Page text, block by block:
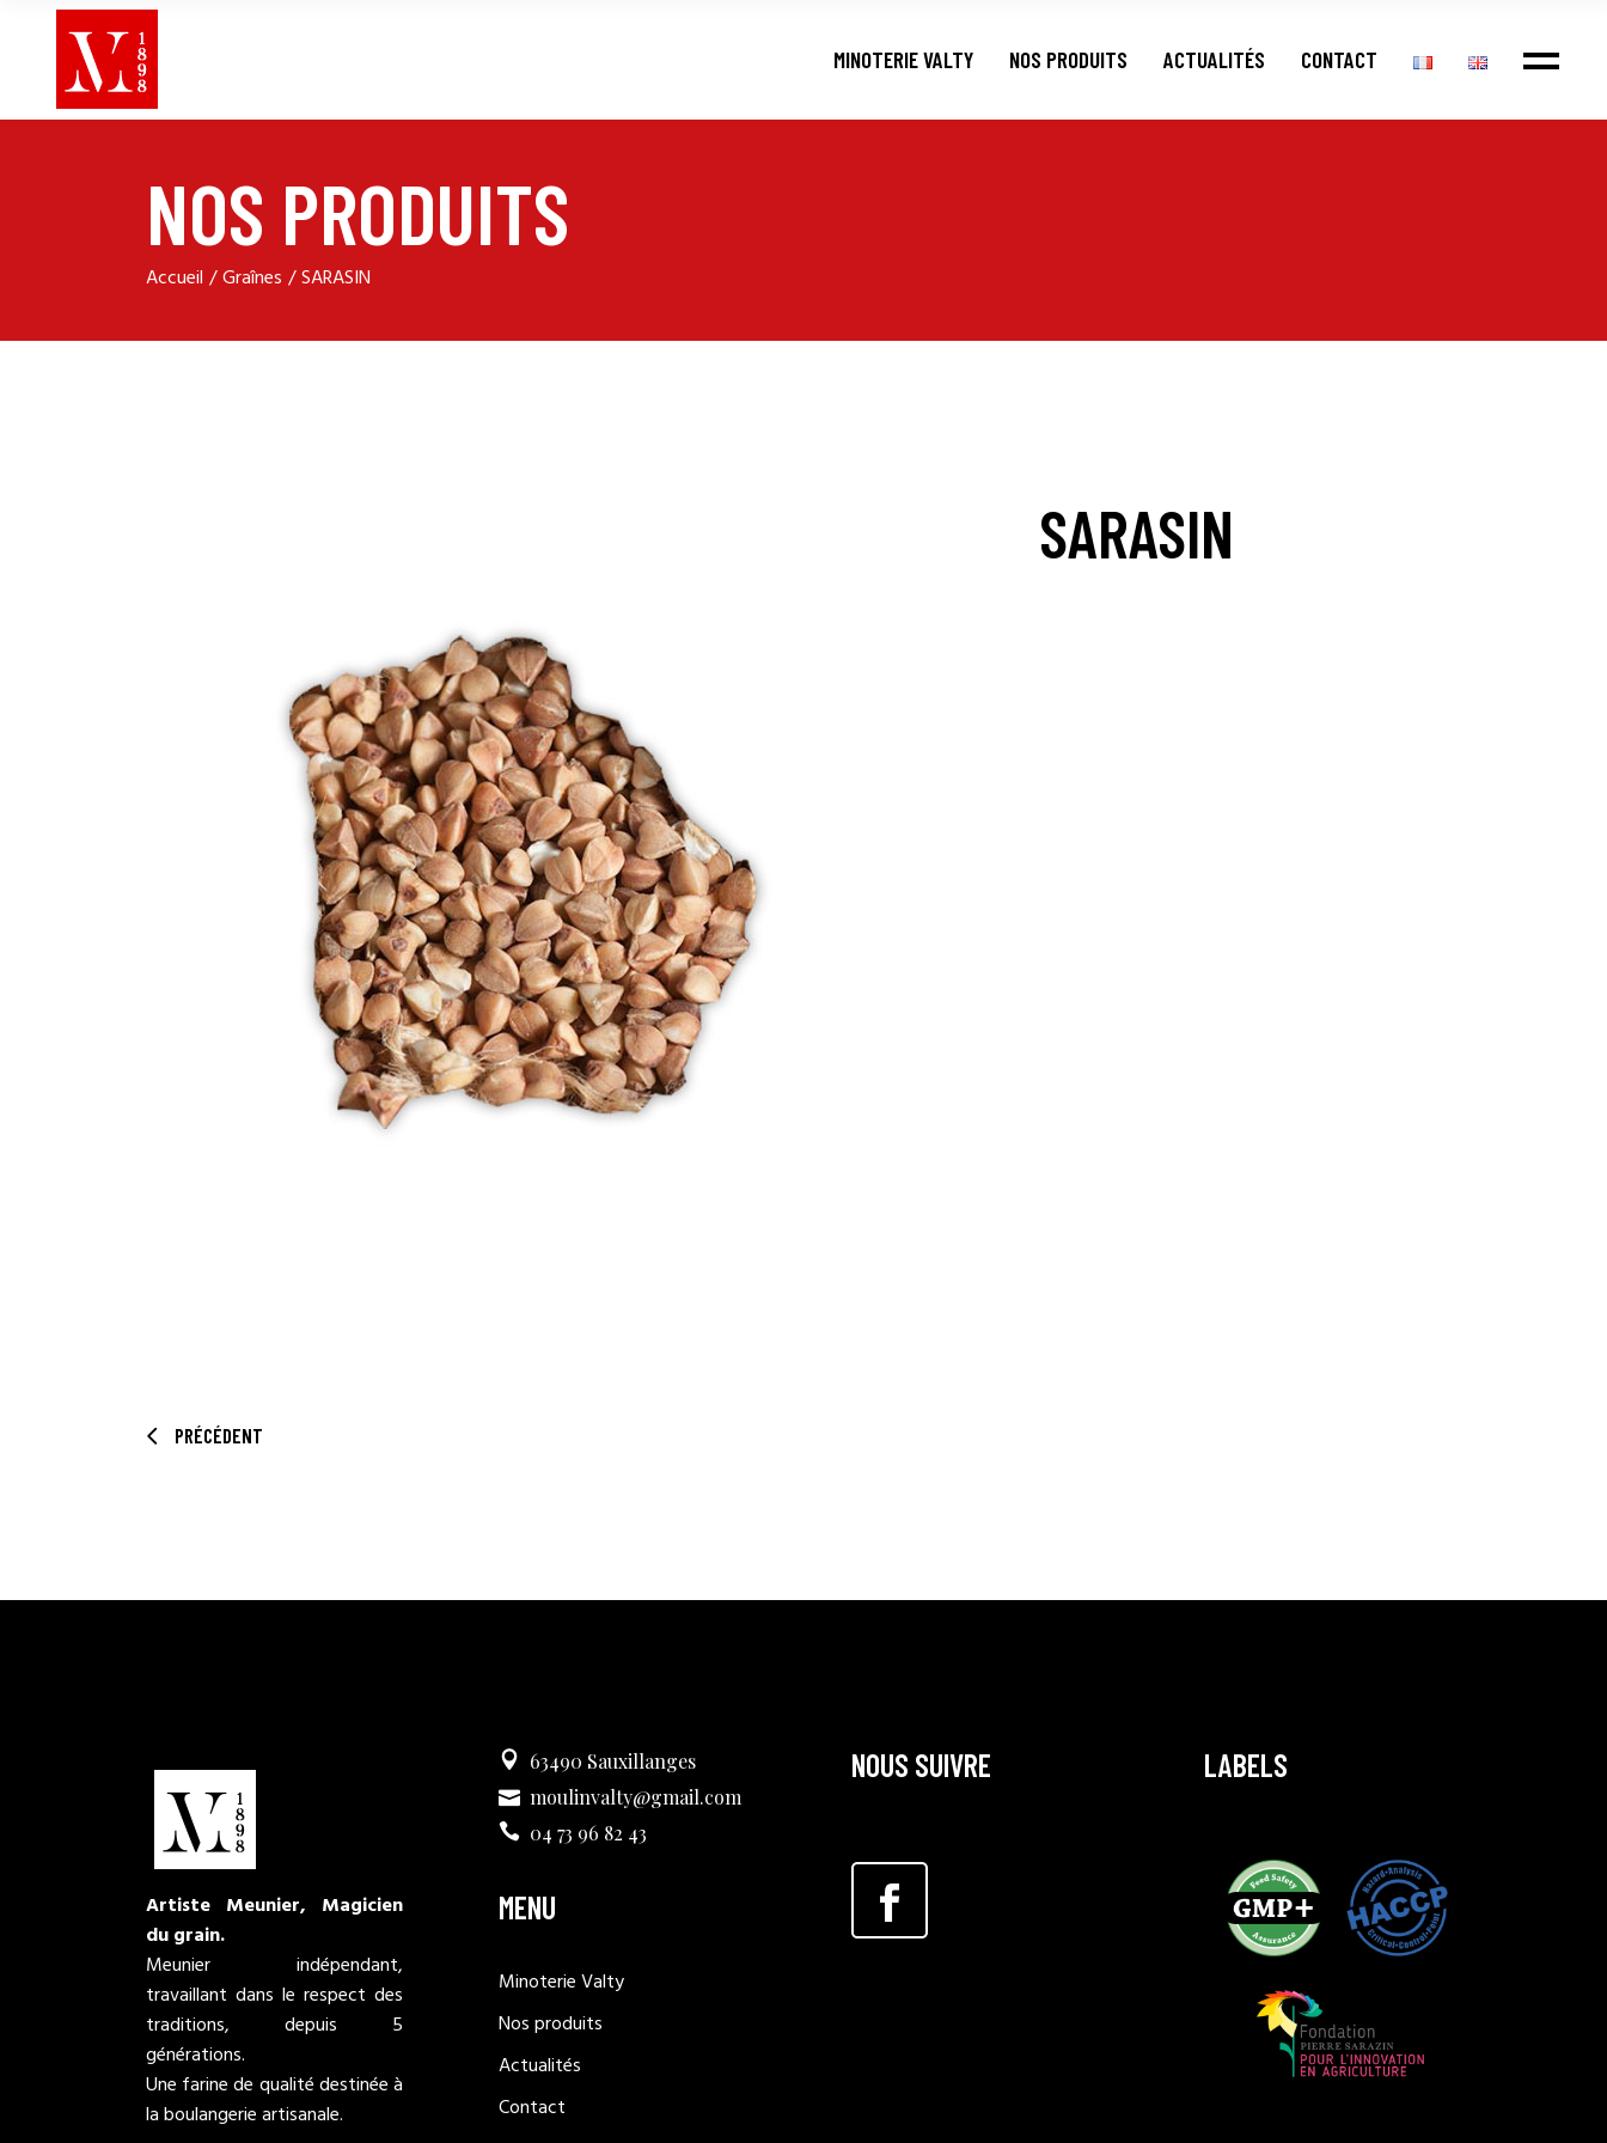
MINOTERIE VALTY NOS PRODUITS ACTUALITÉS CONTACT
NOS PRODUITS
Accueil Graînes SARASIN
SARASIN
PRÉCÉDENT
Artiste Meunier, Magicien
du grain.
Meunier indépendant,
travaillant dans le respect des
traditions, depuis 5
générations.
Une farine de qualité destinée à
la boulangerie artisanale.
63490 Sauxillanges
moulinvalty@gmail.com
04 73 96 82 43
MENU
Minoterie Valty
Nos produits
Actualités
Contact
NOUS SUIVRE LABELS